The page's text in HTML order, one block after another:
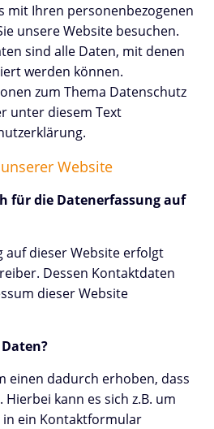
mit Ihren personenbezogenen
unsere Website besuchen.
sind alle Daten, mit denen
werden können.
zum Thema Datenschutz
unter diesem Text
Website
für die Datenerfassung auf
auf dieser Website erfolgt
Dessen Kontaktdaten
dieser Website
einen dadurch erhoben, dass
kann es sich z.B. um
in ein Kontaktformular